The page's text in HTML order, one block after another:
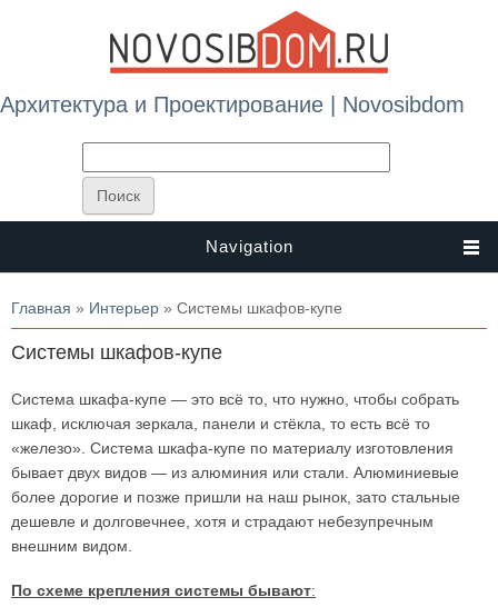
Архитектура и Проектирование | Novosibdom
Navigation
Вы здесь
Главная » Интерьер » Системы шкафов-купе
Системы шкафов-купе
Система шкафа-купе — это всё то, что нужно, чтобы собрать
шкаф, исключая зеркала, панели и стёкла, то есть всё то
«железо». Система шкафа-купе по материалу изготовления
бывает двух видов — из алюминия или стали. Алюминиевые
более дорогие и позже пришли на наш рынок, зато стальные
дешевле и долговечнее, хотя и страдают небезупречным
внешним видом.
По схеме крепления системы бывают: